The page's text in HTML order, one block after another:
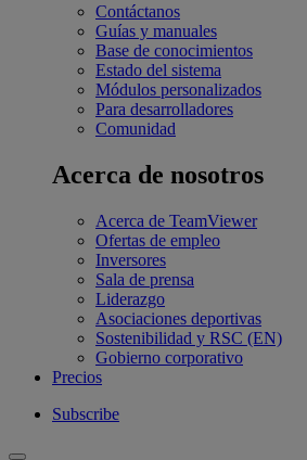
Contáctanos
Guías y manuales
Base de conocimientos
Estado del sistema
Módulos personalizados
Para desarrolladores
Comunidad
Acerca de nosotros
Acerca de TeamViewer
Ofertas de empleo
Inversores
Sala de prensa
Liderazgo
Asociaciones deportivas
Sostenibilidad y RSC (EN)
Gobierno corporativo
Precios
Subscribe